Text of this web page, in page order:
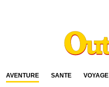
AVENTURE SANTÉ VOYAGE